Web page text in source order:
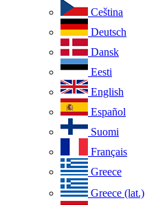
Ceština
Deutsch
Dansk
Eesti
English
Español
Suomi
Français
Greece
Greece (lat.)